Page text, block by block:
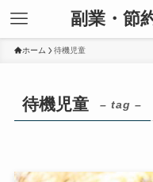
副業・節
ホーム 待機児童
待機児童 – tag –